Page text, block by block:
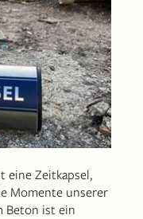
eine Zeitkapsel,
Momente unserer
Beton ist ein